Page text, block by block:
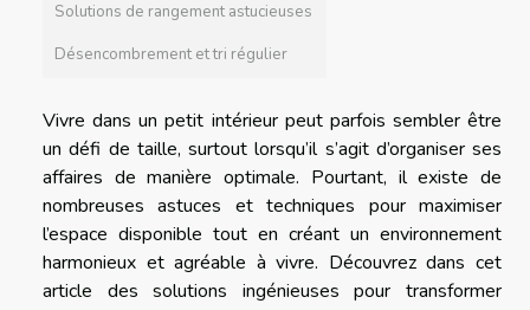
Solutions de rangement astucieuses
Désencombrement et tri régulier
Vivre dans un petit intérieur peut parfois sembler être
un défi de taille, surtout lorsqu’il s’agit d’organiser ses
affaires de manière optimale. Pourtant, il existe de
nombreuses astuces et techniques pour maximiser
l’espace disponible tout en créant un environnement
harmonieux et agréable à vivre. Découvrez dans cet
article des solutions ingénieuses pour transformer